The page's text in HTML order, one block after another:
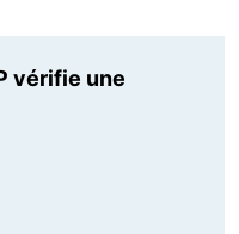
vérifie une